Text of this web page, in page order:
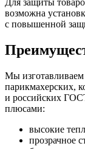
Для защиты
возможна
с повышенной
Мы изготавливаем
парикмахерских,
и российских
плюсами:
высокие
прозрачное